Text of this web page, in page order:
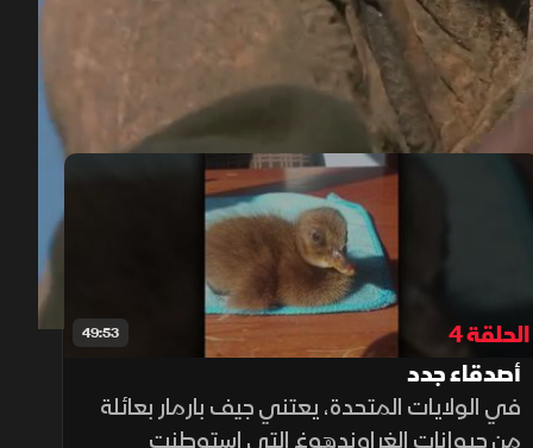
أن تزدهر 00:12/50:01
49:53
الحلقة 4
أصدقاء جدد
في الولايات المتحدة، يعتني جيف بارمار بعائلة